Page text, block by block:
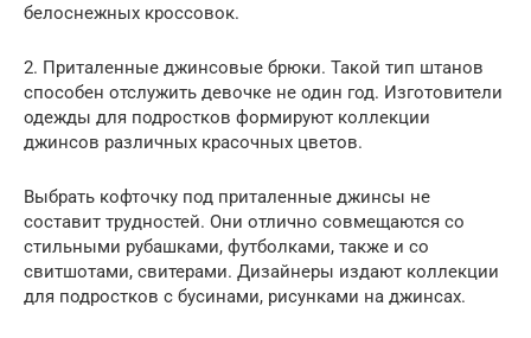
белоснежных кроссовок.
2. Приталенные джинсовые брюки. Такой тип штанов
способен отслужить девочке не один год. Изготовители
одежды для подростков формируют коллекции
джинсов различных красочных цветов.
Выбрать кофточку под приталенные джинсы не
составит трудностей. Они отлично совмещаются со
стильными рубашками, футболками, также и со
свитшотами, свитерами. Дизайнеры издают коллекции
для подростков с бусинами, рисунками на джинсах.